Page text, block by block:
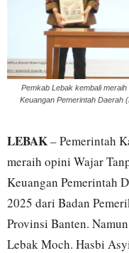
Pemkab Lebak kembali
Keuangan Pemerintah Daerah
LEBAK– Pemerintah
meraih opini Wajar
Keuangan Pemerintah
2025 dari Badan
Provinsi Banten.
Lebak Moch. Hasbi